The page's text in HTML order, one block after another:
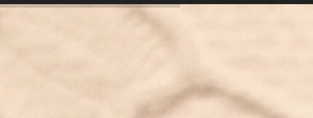
prueba febrero 5, 2016